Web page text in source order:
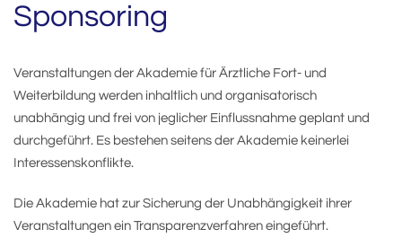
Sponsoring
Veranstaltungen der Akademie für Ärztliche Fort- und
Weiterbildung werden inhaltlich und organisatorisch
unabhängig und frei von jeglicher Einflussnahme geplant und
durchgeführt. Es bestehen seitens der Akademie keinerlei
Interessenskonflikte.
Die Akademie hat zur Sicherung der Unabhängigkeit ihrer
Veranstaltungen ein Transparenzverfahren eingeführt.